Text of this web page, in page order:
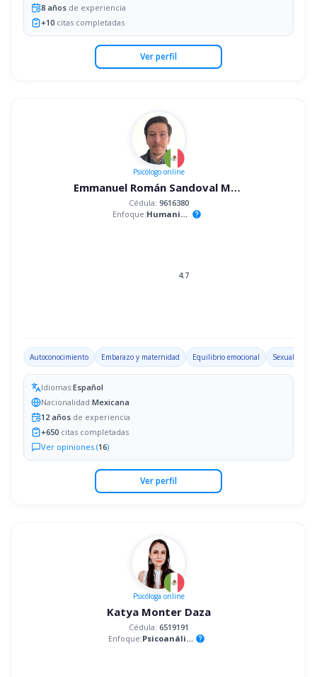
8 años de experiencia
+10 citas completadas
Ver perfil
Psicólogoonline
Emmanuel Román Sandoval Mandujano
Cédula: 9616380
Enfoque:
Humanista help
4.7
Autoconocimiento Embarazo y maternidad Equilibrio emocional Sexualidad
Idiomas:Español
Nacionalidad:Mexicana
12 años de experiencia
+650 citas completadas
Ver opiniones (16)
Ver perfil
Psicóloga online
Katya Monter Daza
Cédula: 6519191
Enfoque:
Psicoanálisis help